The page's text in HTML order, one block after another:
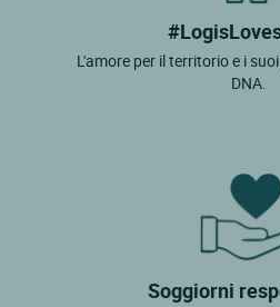
L'amore per il territorio e i
DNA.
Soggiorni